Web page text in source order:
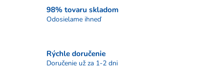
c
k
a
n
98% tovaru skladom
Odosielame ihneď
Rýchle doručenie
Doručenie už za 1-2 dni